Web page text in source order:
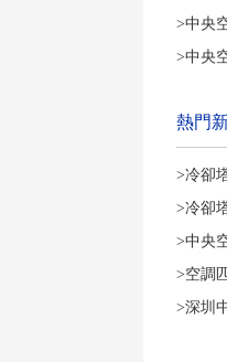
>中央
>中央
熱門
>冷卻
>冷卻
>中央
>空調
>深圳